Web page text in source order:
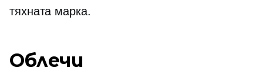
тяхната марка.
Облечи